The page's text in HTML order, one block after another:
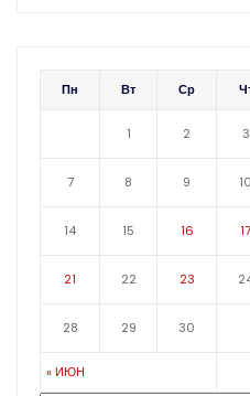
Пн Вт Ср
« ИЮН
1 2 3
7 8 9 10
14 15 16 17
21 22 23
28 29 30